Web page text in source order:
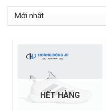
HẾT HÀNG